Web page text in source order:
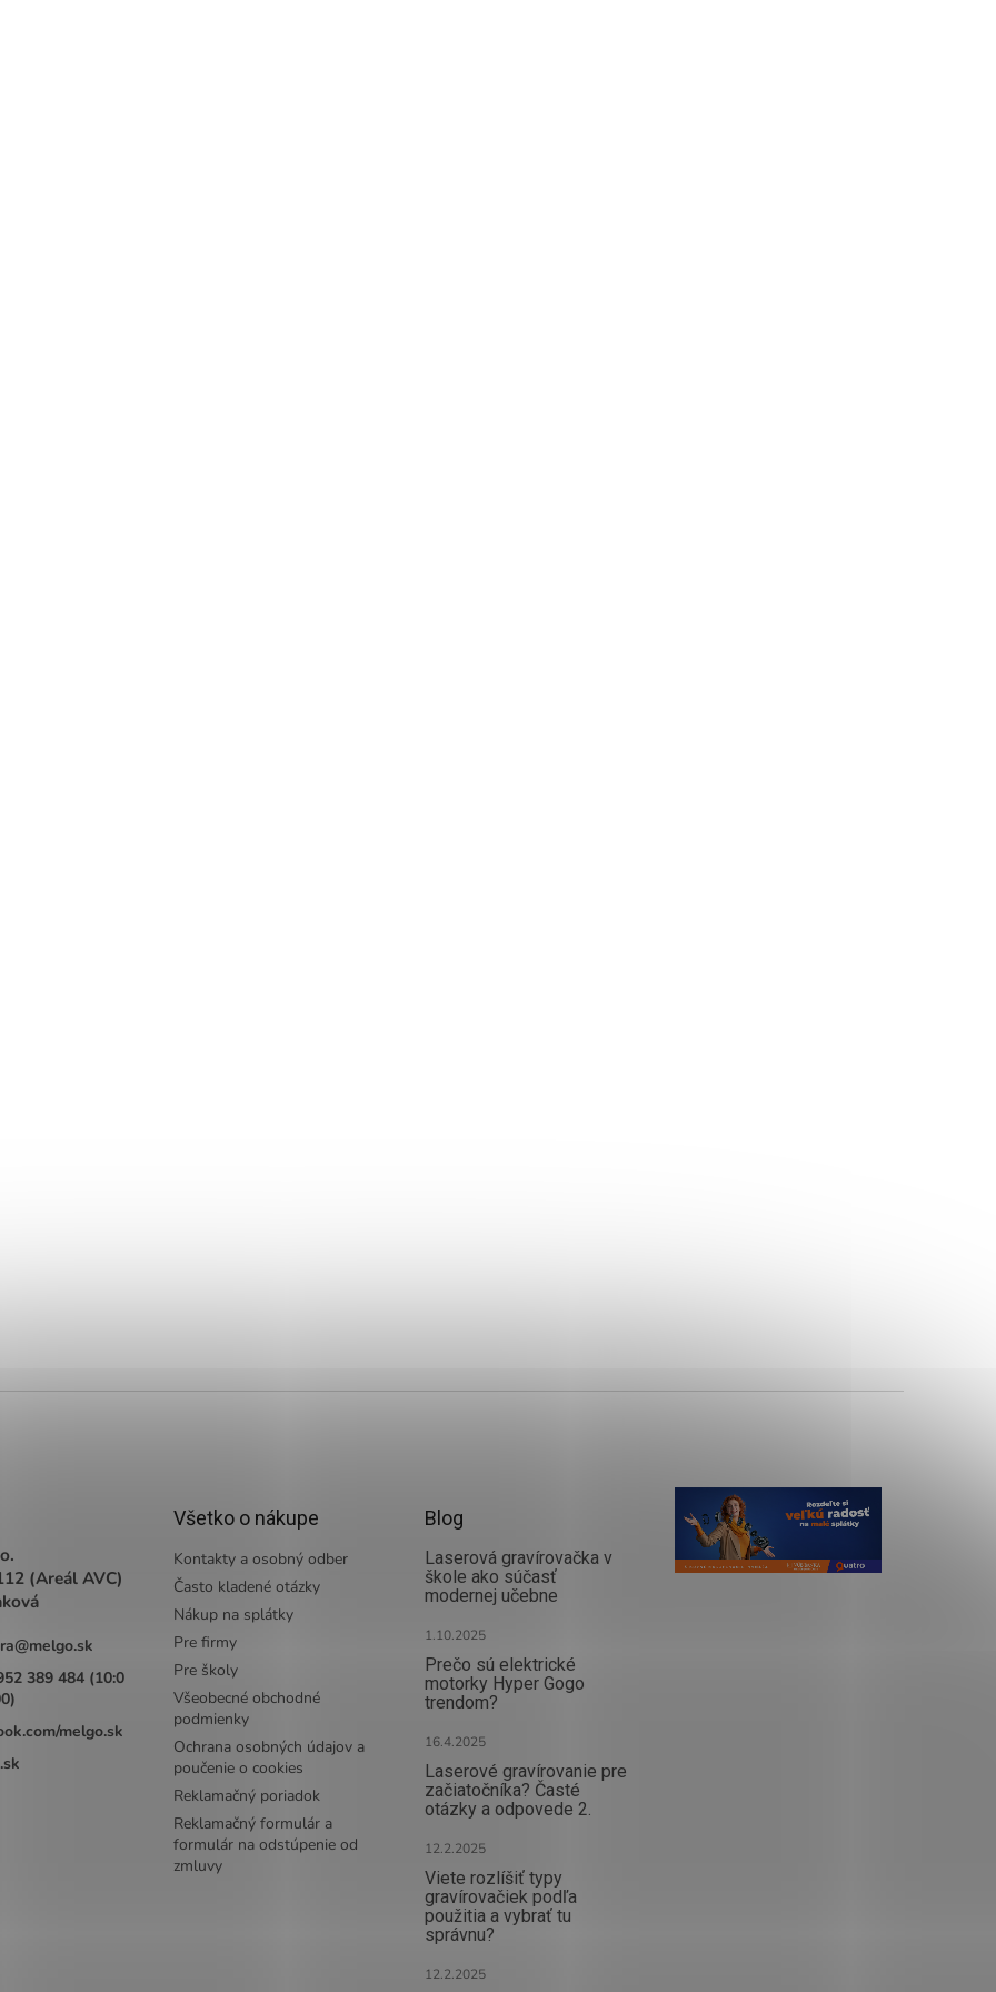
(Areál AVC)
@melgo.sk
389 484 (10:0
melgo.sk
Všetko o nákupe
Kontakty a osobný odber
Často kladené otázky
Nákup na splátky
Pre firmy
Pre školy
Všeobecné obchodné
podmienky
Ochrana osobných údajov a
poučenie o cookies
Reklamačný poriadok
Reklamačný formulár a
formulár na odstúpenie od
zmluvy
Blog
Laserová gravírovačka v
škole ako súčasť
modernej učebne
1.10.2025
Prečo sú elektrické
motorky Hyper Gogo
trendom?
16.4.2025
Laserové gravírovanie pre
začiatočníka? Časté
otázky a odpovede 2.
12.2.2025
Viete rozlíšiť typy
gravírovačiek podľa
použitia a vybrať tu
správnu?
12.2.2025